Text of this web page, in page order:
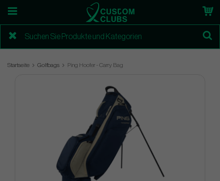
Startseite Golfbags Ping Hoofer - Carry Bag